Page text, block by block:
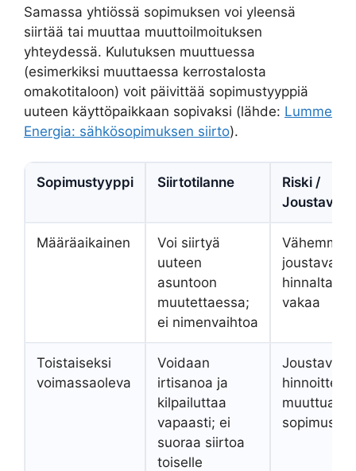
Samassa yhtiössä sopimuksen voi yleensä
siirtää tai muuttaa muuttoilmoituksen
yhteydessä. Kulutuksen muuttuessa
(esimerkiksi muuttaessa kerrostalosta
omakotitaloon) voit päivittää sopimustyyppiä
uuteen käyttöpaikkaan sopivaksi (lähde: Lumme
Energia: sähkösopimuksen siirto).
Sopimustyyppi Siirtotilanne
Riski /
Joustavuus
Määräaikainen
Voi siirtyä
uuteen
asuntoon
muutettaessa;
ei nimenvaihtoa
Vähemmän
joustava,
hinnaltaan
vakaa
Toistaiseksi
voimassaoleva
Voidaan
irtisanoa ja
kilpailuttaa
vapaasti; ei
suoraa siirtoa
toiselle
Joustava,
hinnoittelu
muuttua